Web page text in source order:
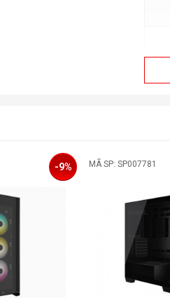
-9% MÃ SP: SP007781